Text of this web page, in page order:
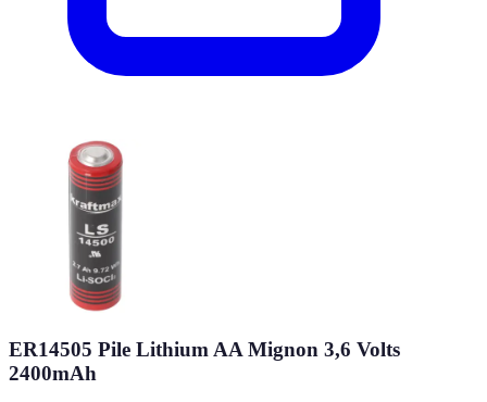
ER14505 Pile Lithium AA Mignon 3,6 Volts
2400mAh